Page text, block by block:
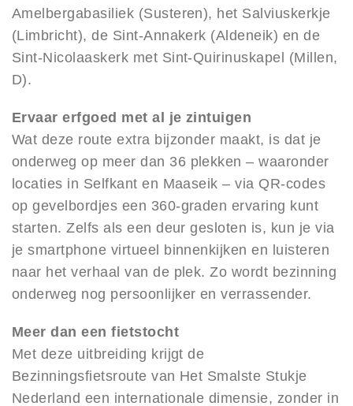
Amelbergabasiliek (Susteren), het Salviuskerkje
(Limbricht), de Sint-Annakerk (Aldeneik) en de
Sint-Nicolaaskerk met Sint-Quirinuskapel (Millen,
D).
Ervaar erfgoed met al je zintuigen
Wat deze route extra bijzonder maakt, is dat je
onderweg op meer dan 36 plekken – waaronder
locaties in Selfkant en Maaseik – via QR-codes
op gevelbordjes een 360-graden ervaring kunt
starten. Zelfs als een deur gesloten is, kun je via
je smartphone virtueel binnenkijken en luisteren
naar het verhaal van de plek. Zo wordt bezinning
onderweg nog persoonlijker en verrassender.
Meer dan een fietstocht
Met deze uitbreiding krijgt de
Bezinningsfietsroute van Het Smalste Stukje
Nederland een internationale dimensie, zonder in